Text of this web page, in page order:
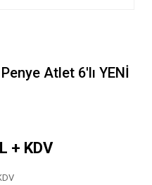
Atlet 6'lı YENİ
+ KDV